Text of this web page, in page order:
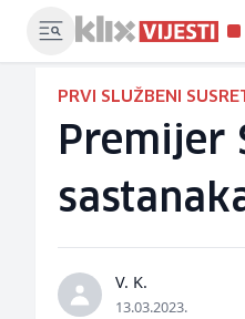
PRVI SLUŽBENI
Premijer
V. K.
13.03.2023.